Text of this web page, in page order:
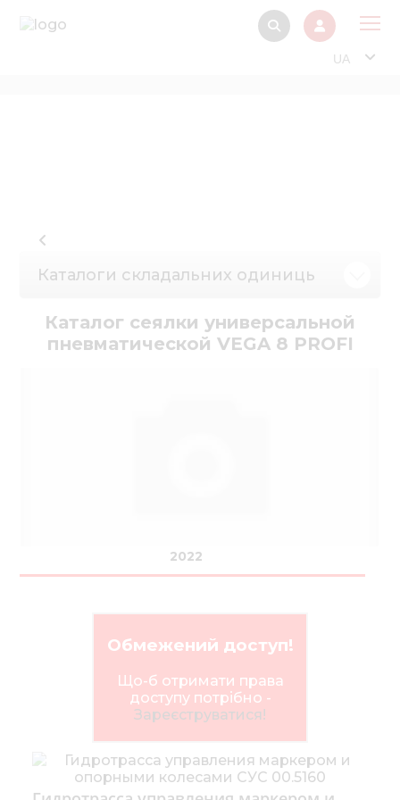
Інформація
UA
Каталоги складальних одиниць
Каталог сеялки универсальной
пневматической VEGA 8 PROFI
2022
Обмежений доступ!
Що-б отримати права
доступу потрібно -
Зареєструватися!